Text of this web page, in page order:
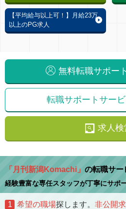
【平均給与以上可！】月給23万
以上のPG求人
無料転職サポー
転職サポートサー
求人検
「月刊新潟Komachi」 の転職サー
経験豊富な専任スタッフが丁寧にサポ
1 希望の職場探します。 非公開求